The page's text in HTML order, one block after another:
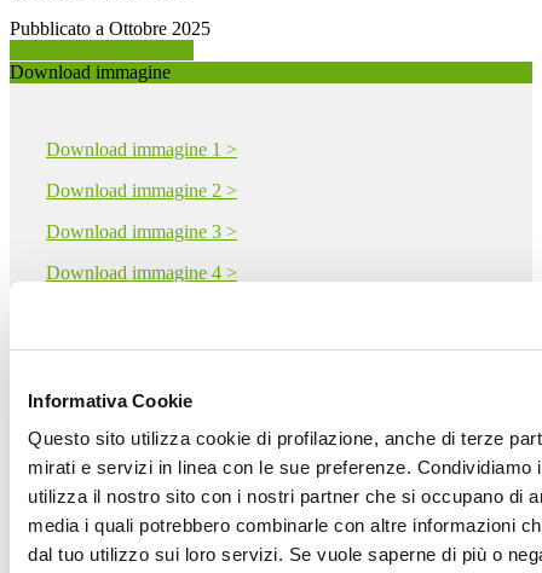
Informativa Cookie
Questo sito utilizza cookie di profilazione, anche di terze
mirati e servizi in linea con le sue preferenze.
utilizza il nostro sito con i nostri partner che si occupano di
media i quali potrebbero combinarle con altre informazioni
dal tuo utilizzo sui loro servizi. Se vuole saperne di più o
Pubblicato a Ottobre 2025
Download immagine
Download immagine 1 >
Download immagine 2 >
Download immagine 3 >
Download immagine 4 >
Download PDF
CERAMICHE SUPERGRES - CERAMICHE ATLAS
CONCORDE S.p.A.
S.S. 467 34